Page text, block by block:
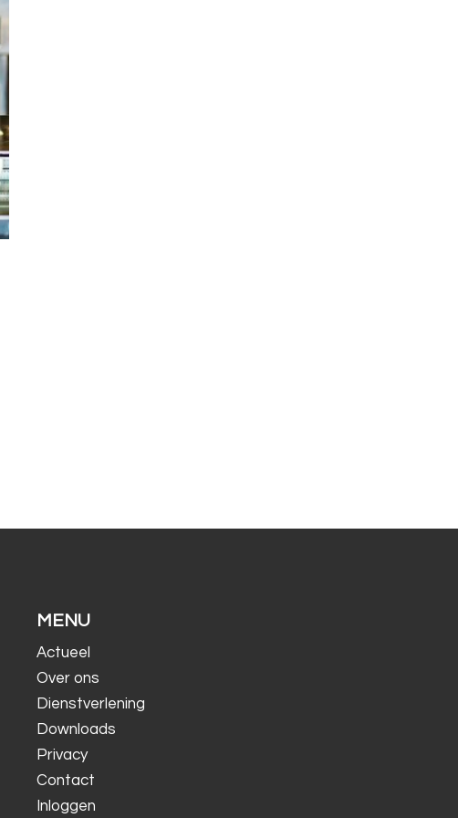
MENU
Actueel
Over ons
Dienstverlening
Downloads
Privacy
Contact
Inloggen